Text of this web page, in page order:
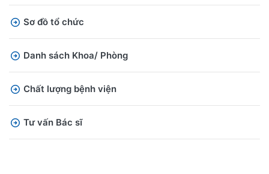
Sơ đồ tổ chức
Danh sách Khoa/ Phòng
Chất lượng bệnh viện
Tư vấn Bác sĩ